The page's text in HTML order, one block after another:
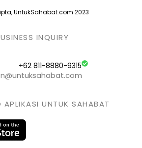
UntukSahabat.com 2023
INQUIRY
+62 811-8880-9315
APLIKASI UNTUK SAHABAT